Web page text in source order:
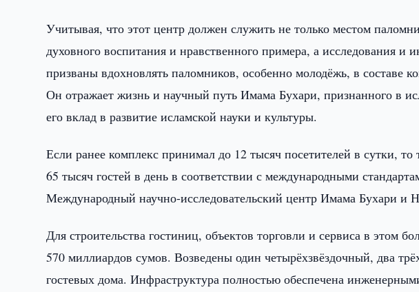
Учитывая, что этот центр должен служить не только местом
духовного воспитания и нравственного примера, а исследования и
призваны вдохновлять паломников, особенно молодёжь, в составе
Он отражает жизнь и научный путь Имама Бухари, признанного в
его вклад в развитие исламской науки и культуры.
Если ранее комплекс принимал до 12 тысяч посетителей в сутки,
65 тысяч гостей в день в соответствии с международными
Международный научно-исследовательский центр Имама Бухари и
Для строительства гостиниц, объектов торговли и сервиса в этом
570 миллиардов сумов. Возведены один четырёхзвёздочный, два
гостевых дома. Инфраструктура полностью обеспечена